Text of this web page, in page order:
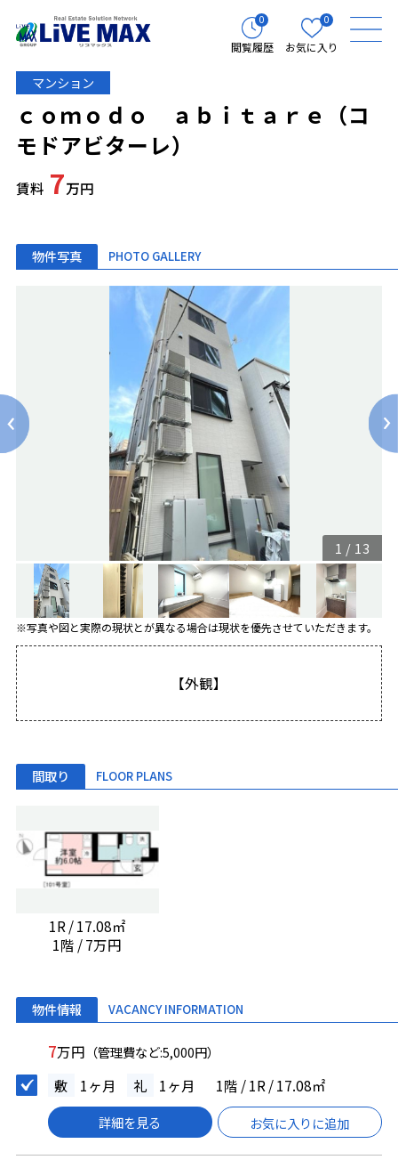
0
閲覧履歴
0
お気に入り
マンション
ｃｏｍｏｄｏ ａｂｉｔａｒｅ（コ
モドアビターレ）
賃料 7万円
物件写真 PHOTO GALLERY
1 / 13
※写真や図と実際の現状とが異なる場合は現状を優先させていただきます。
【外観】
間取り FLOOR PLANS
1R / 17.08㎡
1階 / 7万円
物件情報 VACANCY INFORMATION
7万円 （管理費など:5,000円）
敷 1ヶ月 礼 1ヶ月 1階 / 1R / 17.08㎡
詳細を見る お気に入りに追加